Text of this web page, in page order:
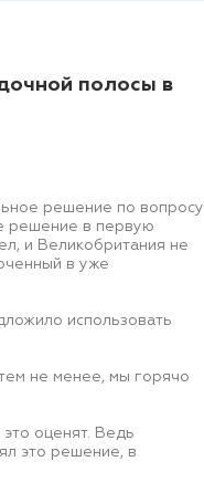
полосы в
решение по вопросу
решение в первую
и Великобритания не
в уже
использовать
не менее, мы горячо
оценят. Ведь
это решение, в